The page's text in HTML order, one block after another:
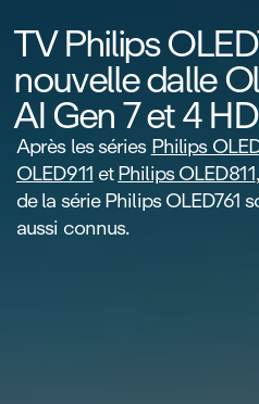
TV Philips
nouvelle dalle
AI Gen 7 et 4
Après les sériesPhilips
OLED911etPhilips OLED811
de la série Philips OLED761
aussi connus.